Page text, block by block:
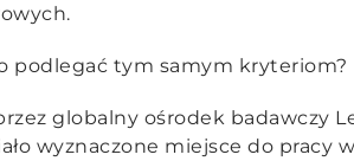
podlegać tym samym kryteriom?
globalny ośrodek badawczy
wyznaczone miejsce do pracy